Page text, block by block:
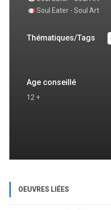
Soul Eater - Soul Art
Thématiques/Tags
Age conseillé
12 +
OEUVRES LIÉES